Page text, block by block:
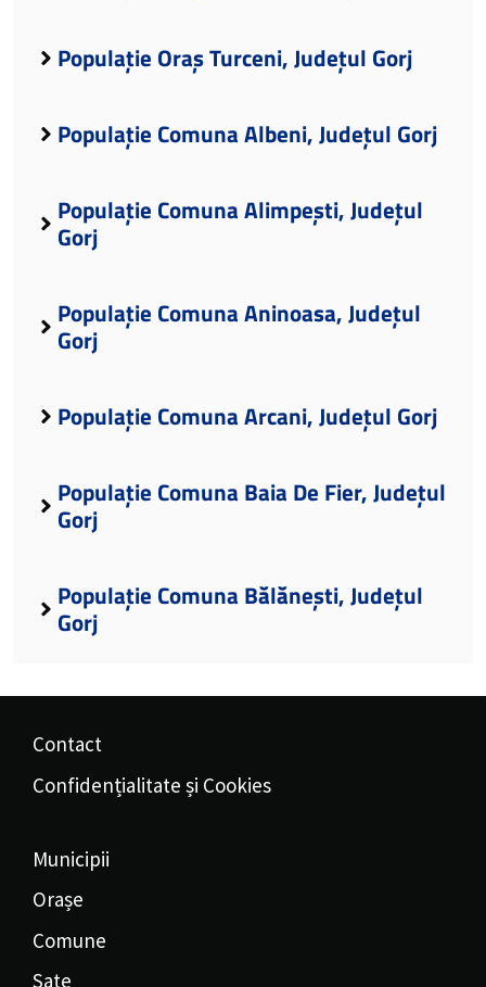
Populație Oraș Turceni, Județul Gorj
Populație Comuna Albeni, Județul Gorj
Populație Comuna Alimpești, Județul
Gorj
Populație Comuna Aninoasa, Județul
Gorj
Populație Comuna Arcani, Județul Gorj
Populație Comuna Baia De Fier, Județul
Gorj
Populație Comuna Bălănești, Județul
Gorj
Contact
Confidențialitate și Cookies
Municipii
Orașe
Comune
Sate